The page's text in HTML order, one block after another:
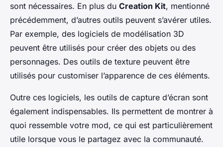
sont nécessaires. En plus du Creation Kit, mentionné
précédemment, d’autres outils peuvent s’avérer utiles.
Par exemple, des logiciels de modélisation 3D
peuvent être utilisés pour créer des objets ou des
personnages. Des outils de texture peuvent être
utilisés pour customiser l’apparence de ces éléments.
Outre ces logiciels, les outils de capture d’écran sont
également indispensables. Ils permettent de montrer à
quoi ressemble votre mod, ce qui est particulièrement
utile lorsque vous le partagez avec la communauté.